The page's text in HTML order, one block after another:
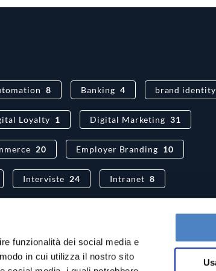
funzionalità dei social media e
in cui utilizza il nostro sito
8 Banking 4 brand identity
Loyalty 1 Digital Marketing 31
20 Employer Branding 10
Interviste 24 Intranet 8
57